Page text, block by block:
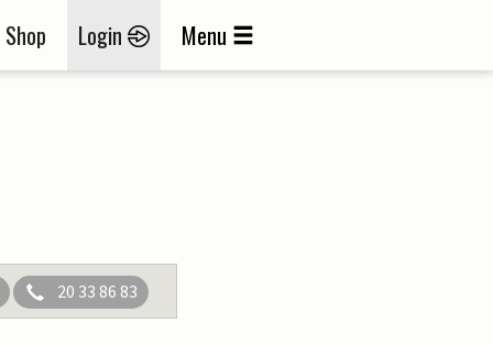
Shop Login Menu
20 33 86 83